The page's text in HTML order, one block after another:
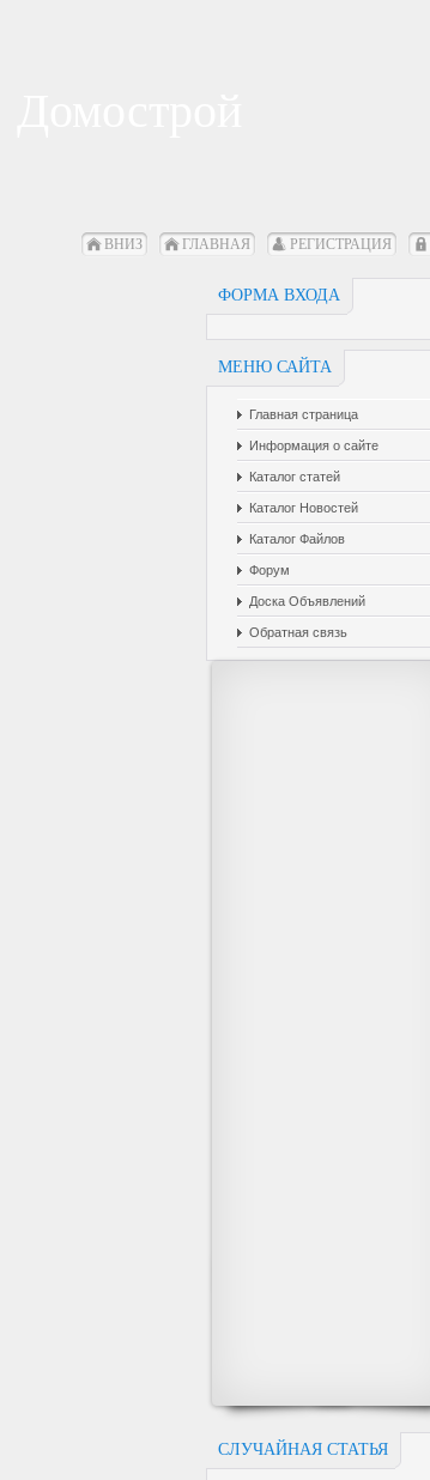
ВНИЗ ГЛАВНАЯ РЕГИСТРАЦИЯ
ФОРМА ВХОДА
МЕНЮ САЙТА
Главная страница
Информация о сайте
Каталог статей
Каталог Новостей
Каталог Файлов
Форум
Доска Объявлений
Обратная связь
СЛУЧАЙНАЯ СТАТЬЯ